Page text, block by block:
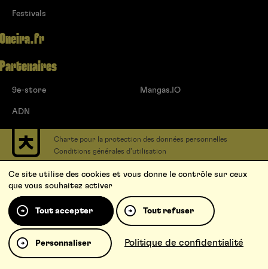
Festivals
Oneira.fr
Partenaires
9e-store
ADN
Mangas.IO
Charte pour la protection des données personnelles
Conditions générales d’utilisation
Contact
Soumettre un projet
Proposer une série
Qui sommes-nous ?
Ce site utilise des cookies et vous donne le contrôle sur ceux
que vous souhaitez activer
Tout accepter Tout refuser
Personnaliser Politique de confidentialité